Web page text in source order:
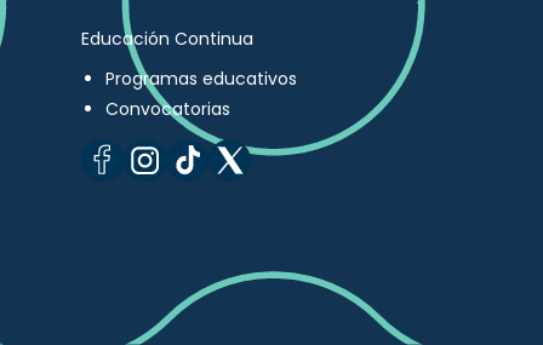
Educación Continua
Programas educativos
Convocatorias